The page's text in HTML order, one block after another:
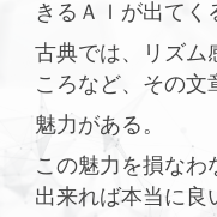
きるＡＩが出てく
古典では、リズム
ころなど、その文
魅力がある。
この魅力を損なわ
出来れば本当に良